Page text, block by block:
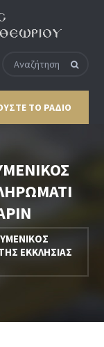
ΤΟ ΡΑΔΙΟ
ΕΚΚΛΗΣΙΑΣ